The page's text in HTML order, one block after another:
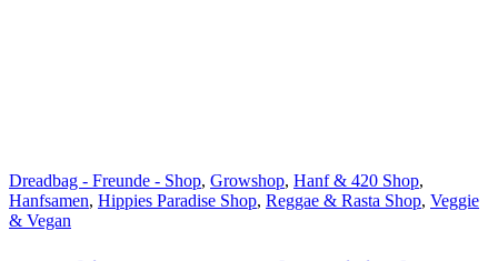
Dreadbag - Freunde - Shop, Growshop, Hanf & 420 Shop,
Hanfsamen, Hippies Paradise Shop, Reggae & Rasta Shop, Veggie
& Vegan